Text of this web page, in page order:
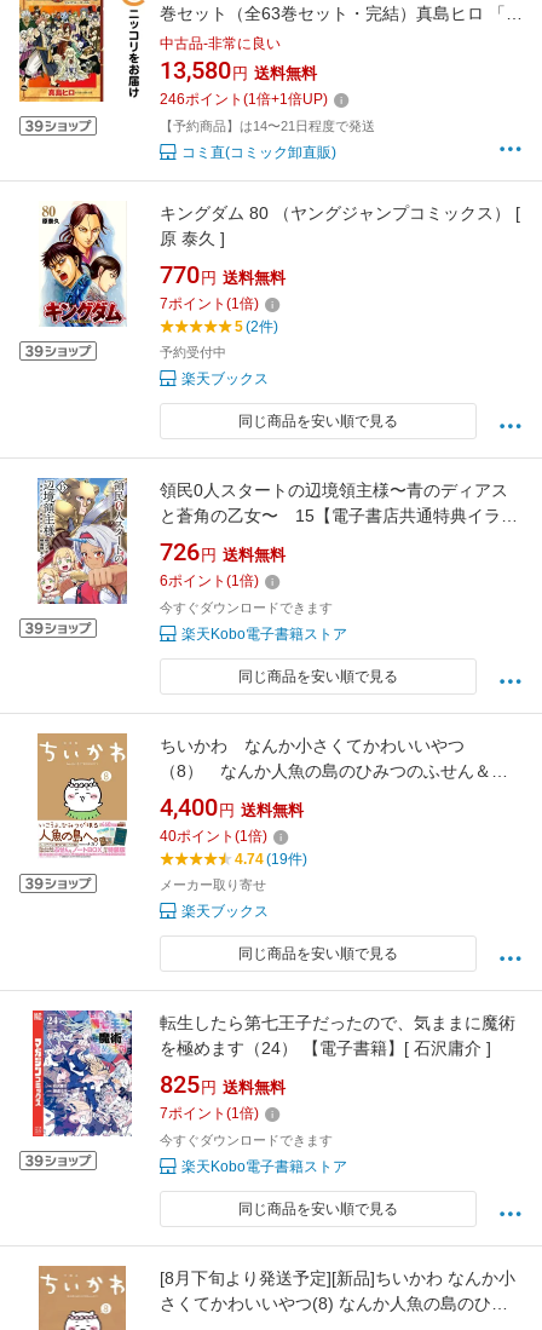
巻セット（全63巻セット・完結）真島ヒロ 「透
明カバー付」
中古品-非常に良い
13,580 円 送料無料
246ポイント (1倍+1倍UP)
【予約商品】は14〜21日程度で発送
コミ直(コミック卸直販)
キングダム 80 （ヤングジャンプコミックス） [
原 泰久 ]
770 円 送料無料
7ポイント (1倍)
5(2件)
予約受付中
楽天ブックス
同じ商品を安い順で見る
領民0人スタートの辺境領主様〜青のディアス
と蒼角の乙女〜 15【電子書店共通特典イラス
ト付】 【電子書籍】[ ユンボ ]
726 円 送料無料
6ポイント (1倍)
今すぐダウンロードできます
楽天Kobo電子書籍ストア
同じ商品を安い順で見る
ちいかわ なんか小さくてかわいいやつ
（8） なんか人魚の島のひみつのふせん＆ノ
ートBOX付き特装版 （講談社キャラクターズ
A） [ ナガノ ]
4,400 円 送料無料
40ポイント (1倍)
4.74(19件)
メーカー取り寄せ
楽天ブックス
同じ商品を安い順で見る
転生したら第七王子だったので、気ままに魔術
を極めます（24） 【電子書籍】[ 石沢庸介 ]
825 円 送料無料
7ポイント (1倍)
今すぐダウンロードできます
楽天Kobo電子書籍ストア
同じ商品を安い順で見る
[8月下旬より発送予定][新品]ちいかわ なんか小
さくてかわいいやつ(8) なんか人魚の島のひみ